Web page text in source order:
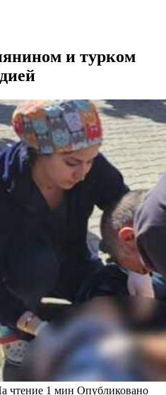
и турком
чтение 1 мин Опубликовано